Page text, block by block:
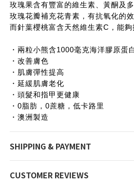
玫瑰果含有豐富的維生素、黃酮及
玫瑰花瓣補充花青素，有抗氧化的效
而針葉櫻桃富含天然維生素C，能夠
・兩粒小熊含1000毫克海洋膠原蛋
・改善膚色
・肌膚彈性提高
・延緩肌膚老化
・頭髮和指甲更健康
・0脂肪，0蔗糖，低卡路里
・澳洲製造
SHIPPING & PAYMENT
CUSTOMER REVIEWS